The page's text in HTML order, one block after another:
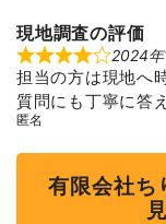
現地調査の評価
R
a
e
o
t
o
2024
担当の方は現地へ
質問にも丁寧に答
匿名
有限会社ち